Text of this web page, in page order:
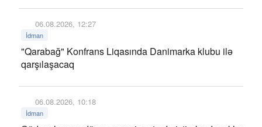
06.08.2026, 12:27
İdman
"Qarabağ" Konfrans Liqasında Danimarka klubu ilə
qarşılaşacaq
06.08.2026, 10:18
İdman